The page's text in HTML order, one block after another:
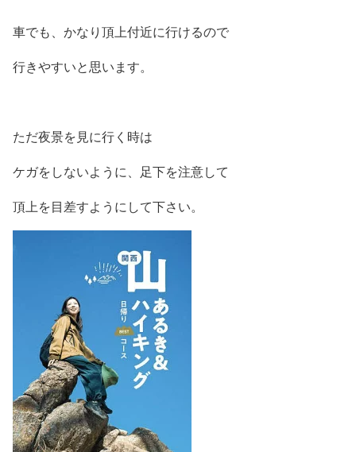
車でも、かなり頂上付近に行けるので
行きやすいと思います。
ただ夜景を見に行く時は
ケガをしないように、足下を注意して
頂上を目差すようにして下さい。